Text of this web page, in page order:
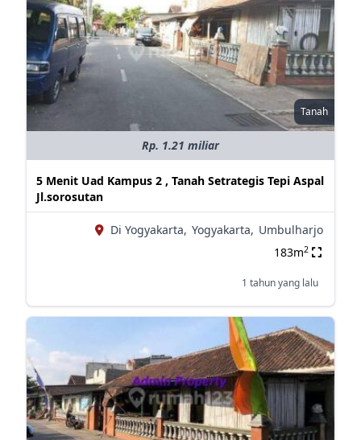
Tanah
Rp. 1.21 miliar
5 Menit Uad Kampus 2 , Tanah Setrategis Tepi Aspal
Jl.sorosutan
Di Yogyakarta, Yogyakarta, Umbulharjo
183m2
1 tahun yang lalu